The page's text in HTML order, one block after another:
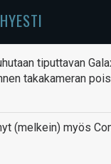
tiputtavan
takakameran pois
(melkein) myös